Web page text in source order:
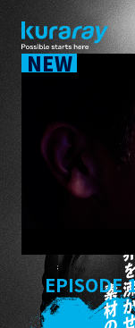
NEW
EPISODE